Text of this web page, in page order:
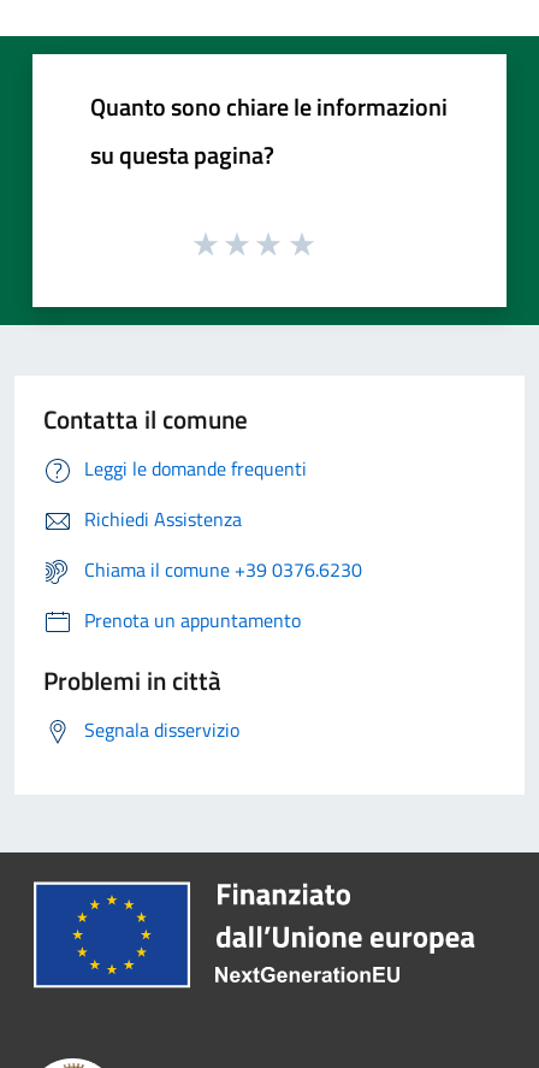
Quanto sono chiare le informazioni
su questa pagina?
Contatta il comune
Leggi le domande frequenti
Richiedi Assistenza
Chiama il comune +39 0376.6230
Prenota un appuntamento
Problemi in città
Segnala disservizio